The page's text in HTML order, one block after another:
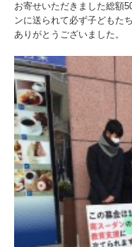
お寄せいただきました総額
ンに送られて必ず子どもた
ありがとうございました。